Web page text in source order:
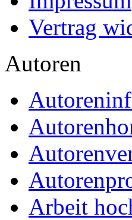
Vertrag
Autoren
Arbeit